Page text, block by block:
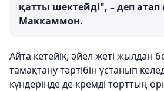
қатты шектейді", – деп атап
Маккаммон.
Айта кетейік, әйел жеті жылдан
тамақтану тәртібін ұстанып
күндерінде де кремді торттың